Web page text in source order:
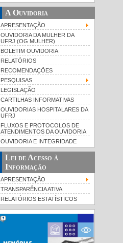
A Ouvidoria
APRESENTAÇÃO
OUVIDORIA DA MULHER DA
UFRJ (OG MULHER)
BOLETIM OUVIDORIA
RELATÓRIOS
RECOMENDAÇÕES
PESQUISAS
LEGISLAÇÃO
CARTILHAS INFORMATIVAS
OUVIDORIAS HOSPITALARES DA
UFRJ
FLUXOS E PROTOCOLOS DE
ATENDIMENTOS DA OUVIDORIA
OUVIDORIA E INTEGRIDADE
Lei de Acesso à
Informação
APRESENTAÇÃO
TRANSPARÊNCIA ATIVA
RELATÓRIOS ESTATÍSTICOS